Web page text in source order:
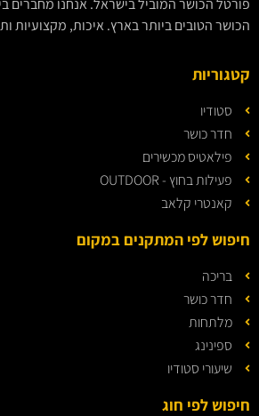
הכושר הטובים ביותר בארץ. איכות, מקצועיות
קטגוריות
סטודיו
חדר כושר
פילאטיס מכשירים
פעילות בחוץ - OUTDOOR
קאנטרי קלאב
חיפוש לפי המתקנים במקום
בריכה
חדר כושר
מלתחות
ספינינג
שיעורי סטודיו
חיפוש לפי חוג